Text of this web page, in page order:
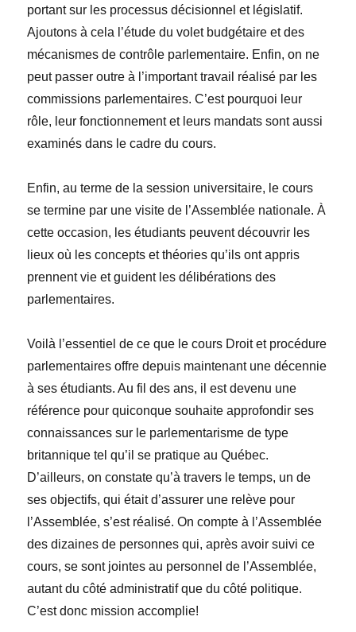
portant sur les processus décisionnel et législatif.
Ajoutons à cela l’étude du volet budgétaire et des
mécanismes de contrôle parlementaire. Enfin, on ne
peut passer outre à l’important travail réalisé par les
commissions parlementaires. C’est pourquoi leur
rôle, leur fonctionnement et leurs mandats sont aussi
examinés dans le cadre du cours.
Enfin, au terme de la session universitaire, le cours
se termine par une visite de l’Assemblée nationale. À
cette occasion, les étudiants peuvent découvrir les
lieux où les concepts et théories qu’ils ont appris
prennent vie et guident les délibérations des
parlementaires.
Voilà l’essentiel de ce que le cours Droit et procédure
parlementaires offre depuis maintenant une décennie
à ses étudiants. Au fil des ans, il est devenu une
référence pour quiconque souhaite approfondir ses
connaissances sur le parlementarisme de type
britannique tel qu’il se pratique au Québec.
D’ailleurs, on constate qu’à travers le temps, un de
ses objectifs, qui était d’assurer une relève pour
l’Assemblée, s’est réalisé. On compte à l’Assemblée
des dizaines de personnes qui, après avoir suivi ce
cours, se sont jointes au personnel de l’Assemblée,
autant du côté administratif que du côté politique.
C’est donc mission accomplie!